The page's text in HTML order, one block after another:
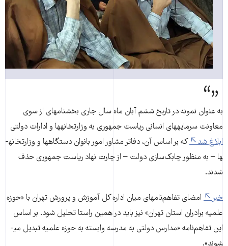
به عنوان نمونه در تاریخ ششم آبان ماه سال جاری بخشنامه­ای از سوی
معاونت سرمایه­های انسانی ریاست جمهوری به وزارتخانه­ها و ادارات دولتی
ابلاغ شد که بر اساس آن، دفاتر مشاور امور بانوان دستگاه­ها و وزارتخانه­
ها – به منظور چابک‌­سازی دولت – از چارت نهاد ریاست جمهوری حذف
شدند.
خبر
امضای تفاهم‌نامه­ای میان اداره کل آموزش و پرورش تهران با «حوزه
علمیه برادران استان تهران» نیز باید در همین راستا تحلیل شود. بر اساس
این تفاهم‌نامه «مدارس دولتی به مدرسه وابسته به حوزه علمیه تبدیل می­